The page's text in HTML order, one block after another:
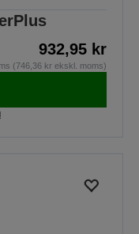
932,95 kr
(746,36 kr ekskl. moms)